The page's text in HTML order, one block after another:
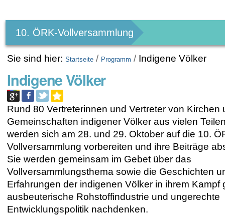
Werkzeuge
10. ÖRK-Vollversammlung
Sie sind hier: Startseite / Programm / Indigene Völker
Indigene Völker
Rund 80 Vertreterinnen und Vertreter von Kirchen
Gemeinschaften indigener Völker aus vielen
werden sich am 28. und 29. Oktober auf die 10.
Vollversammlung vorbereiten und ihre Beiträge
Sie werden gemeinsam im Gebet über das
Vollversammlungsthema sowie die Geschichten
Erfahrungen der indigenen Völker in ihrem Kampf
ausbeuterische Rohstoffindustrie und ungerechte
Entwicklungspolitik nachdenken.